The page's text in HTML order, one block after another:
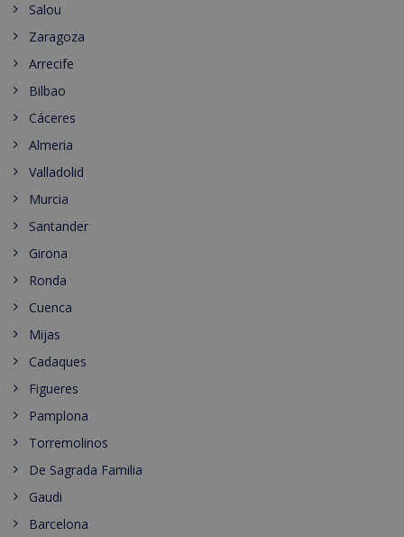
Salou
Zaragoza
Arrecife
Bilbao
Cáceres
Almeria
Valladolid
Murcia
Santander
Girona
Ronda
Cuenca
Mijas
Cadaques
Figueres
Pamplona
Torremolinos
De Sagrada Familia
Gaudi
Barcelona